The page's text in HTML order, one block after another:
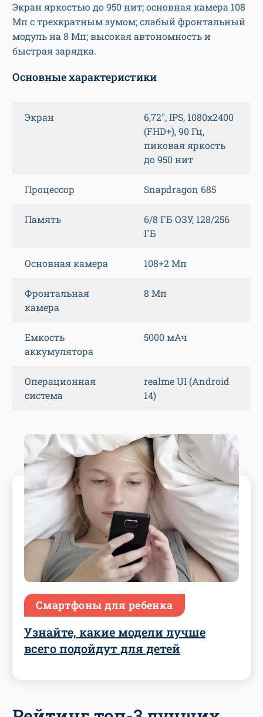
Экран яркостью до 950 нит; основная камера 108
Мп с трехкратным зумом; слабый фронтальный
модуль на 8 Мп; высокая автономность и
быстрая зарядка.
Основные характеристики
Экран
6,72″, IPS, 1080х2400
(FHD+), 90 Гц,
пиковая яркость
до 950 нит
Процессор Snapdragon 685
Память
6/8 ГБ ОЗУ, 128/256
ГБ
Основная камера 108+2 Мп
Фронтальная
камера
8 Мп
Емкость
аккумулятора
5000 мАч
Операционная
система
realme UI (Android
14)
Смартфоны для ребенка
Узнайте, какие модели лучше
всего подойдут для детей